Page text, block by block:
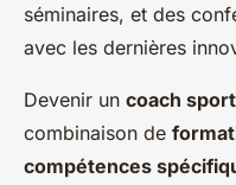
séminaires, et des
avec les dernières
Devenir un coach
combinaison de
compétences